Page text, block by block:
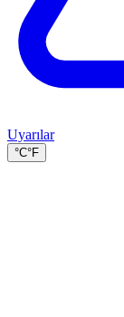
Uyarılar
°C°F